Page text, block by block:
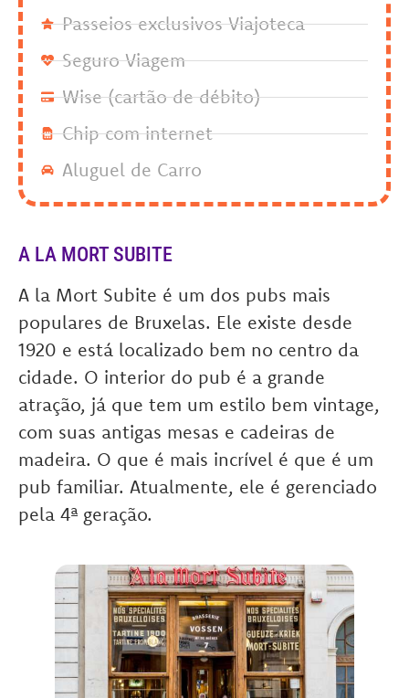
Passeios exclusivos Viajoteca
Seguro Viagem
Wise (cartão de débito)
Chip com internet
Aluguel de Carro
A LA MORT SUBITE
A la Mort Subite é um dos pubs mais
populares de Bruxelas. Ele existe desde
1920 e está localizado bem no centro da
cidade. O interior do pub é a grande
atração, já que tem um estilo bem vintage,
com suas antigas mesas e cadeiras de
madeira. O que é mais incrível é que é um
pub familiar. Atualmente, ele é gerenciado
pela 4ª geração.